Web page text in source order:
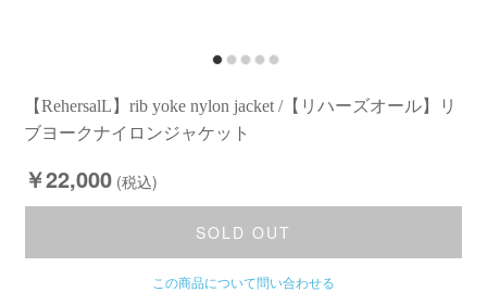
【RehersalL】rib yoke nylon jacket /【リハーズオール】リ
ブヨークナイロンジャケット
￥22,000 (税込)
SOLD OUT
この商品について問い合わせる